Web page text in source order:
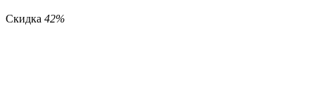
Скидка 42%